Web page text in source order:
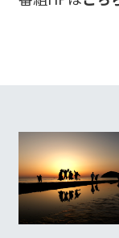
_02
_03
_04
_05